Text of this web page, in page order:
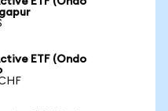
ETF (Ondo